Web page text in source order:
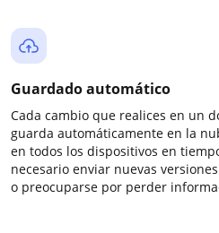
Guardado automático
Cada cambio que realices en un
guarda automáticamente en la
en todos los dispositivos en
necesario enviar nuevas
o preocuparse por perder